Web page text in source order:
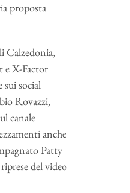
proposta
Calzedonia,
e X-Factor
social
Rovazzi,
canale
anche
Patty
del video